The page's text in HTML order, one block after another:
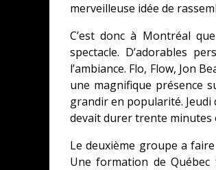
merveilleuse idée de
C’est donc à Montréal
spectacle. D’adorables
l’ambiance. Flo, Flow, Jon
une magnifique présence
grandir en popularité.
devait durer trente minutes
Le deuxième groupe a
Une formation de Québec